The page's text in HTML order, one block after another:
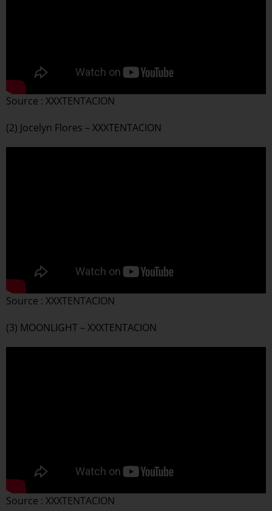
Source : XXXTENTACION
(2) Jocelyn Flores – XXXTENTACION
Source : XXXTENTACION
(3) MOONLIGHT – XXXTENTACION
Source : XXXTENTACION